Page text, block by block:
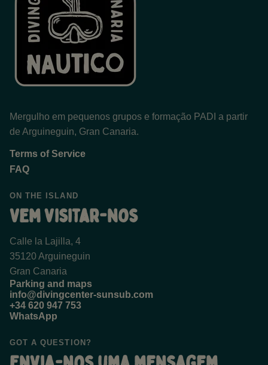
Mergulho em pequenos grupos e formação PADI a partir
de Arguineguin, Gran Canaria.
Terms of Service
FAQ
ON THE ISLAND
Vem visitar-nos
Calle la Lajilla, 4
35120 Arguineguin
Gran Canaria
Parking and maps
info@divingcenter-sunsub.com
+34 620 947 753
WhatsApp
GOT A QUESTION?